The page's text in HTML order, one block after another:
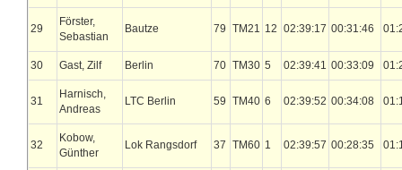
29
Förster,
Sebastian
Bautze 79 TM21 12 02:39:17 00:31:46
30 Gast, Zilf Berlin 70 TM30 5 02:39:41 00:33:09
31
Harnisch,
Andreas
LTC Berlin 59 TM40 6 02:39:52 00:34:08
32
Kobow,
Günther
Lok Rangsdorf 37 TM60 1 02:39:57 00:28:35